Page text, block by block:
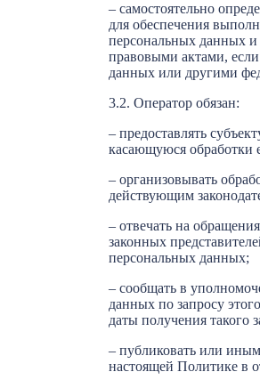
– самостоятельно
для обеспечения
персональных данных
правовыми актами,
данных или другими
3.2. Оператор обязан:
– предоставлять
касающуюся обработки
– организовывать
действующим
– отвечать на
законных
персональных данных;
– сообщать в
данных по запросу
даты получения такого
– публиковать или
настоящей Политике в